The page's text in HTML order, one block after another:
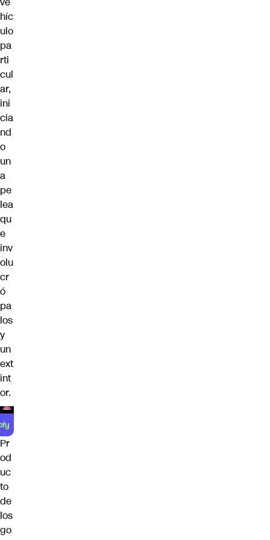
híc
ulo
pa
rti
cul
ar,
ini
cia
nd
o
un
a
pe
lea
qu
e
inv
olu
cr
ó
pa
los
y
un
ext
int
or.
Pr
od
uc
to
de
los
go